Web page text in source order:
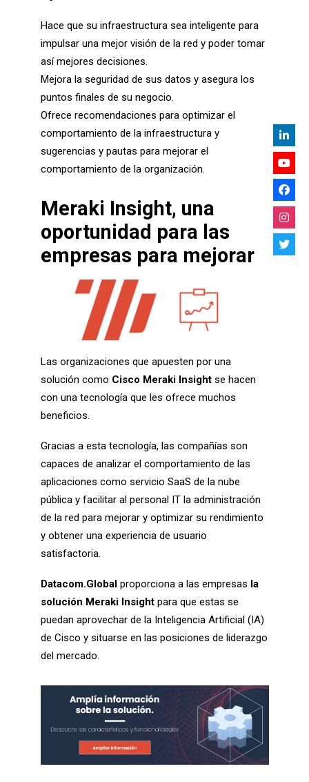
Hace que su infraestructura sea inteligente para
impulsar una mejor visión de la red y poder tomar
así mejores decisiones.
Mejora la seguridad de sus datos y asegura los
puntos finales de su negocio.
Ofrece recomendaciones para optimizar el
comportamiento de la infraestructura y
sugerencias y pautas para mejorar el
comportamiento de la organización.
Meraki Insight, una
oportunidad para las
empresas para mejorar
Las organizaciones que apuesten por una
solución como Cisco Meraki Insightse hacen
con una tecnología que les ofrece muchos
beneficios.
Gracias a esta tecnología, las compañías son
capaces de analizar el comportamiento de las
aplicaciones como servicio SaaS de la nube
pública y facilitar al personal IT la administración
de la red para mejorar y optimizar su rendimiento
y obtener una experiencia de usuario
satisfactoria.
Datacom.Globalproporciona a las empresas la
solución Meraki Insightpara que estas se
puedan aprovechar de la Inteligencia Artificial (IA)
de Cisco y situarse en las posiciones de liderazgo
del mercado.